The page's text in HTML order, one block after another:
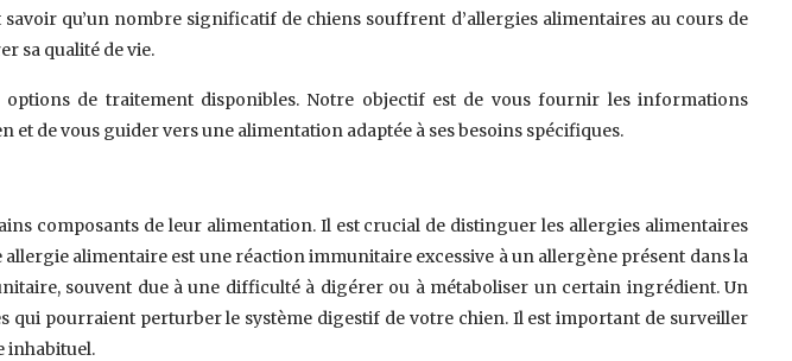
qu’un nombre significatif de chiens souffrent d’allergies alimentaires au cours de
sa qualité de vie.
options de traitement disponibles. Notre objectif est de vous fournir les informations
de vous guider vers une alimentation adaptée à ses besoins spécifiques.
composants de leur alimentation. Il est crucial de distinguer les allergies alimentaires
alimentaire est une réaction immunitaire excessive à un allergène présent dans la
souvent due à une difficulté à digérer ou à métaboliser un certain ingrédient. Un
qui pourraient perturber le système digestif de votre chien. Il est important de surveiller
inhabituel.